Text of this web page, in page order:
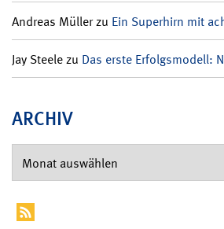
Andreas Müllerzu Ein Superhirn mit
Jay Steelezu Das erste Erfolgsmodell:
ARCHIV